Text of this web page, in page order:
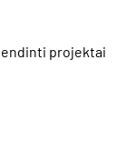
projektai